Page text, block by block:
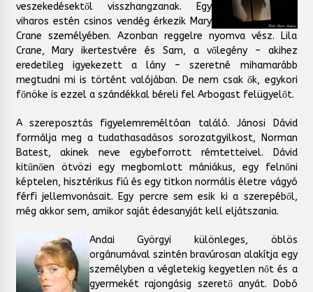
veszekedésektől visszhangzanak. Egy
viharos estén csinos vendég érkezik Mary
Crane személyében. Azonban reggelre nyomva vész. Lila
Crane, Mary ikertestvére és Sam, a vőlegény – akihez
eredetileg igyekezett a lány – szeretné mihamarább
megtudni mi is történt valójában. De nem csak ők, egykori
főnöke is ezzel a szándékkal béreli fel Arbogast felügyelőt.
A szereposztás figyelemreméltóan találó. Jánosi Dávid
formálja meg a tudathasadásos sorozatgyilkost, Norman
Batest, akinek neve egybeforrott rémtetteivel. Dávid
kitűnően ötvözi egy megbomlott mániákus, egy felnőni
képtelen, hisztérikus fiú és egy titkon normális életre vágyó
férfi jellemvonásait. Egy percre sem esik ki a szerepéből,
még akkor sem, amikor saját édesanyját kell eljátszania.
Andai Györgyi különleges, öblös
orgánumával szintén bravúrosan alakítja egy
személyben a végletekig kegyetlen nőt és a
gyermekét rajongásig szerető anyát. Dobó